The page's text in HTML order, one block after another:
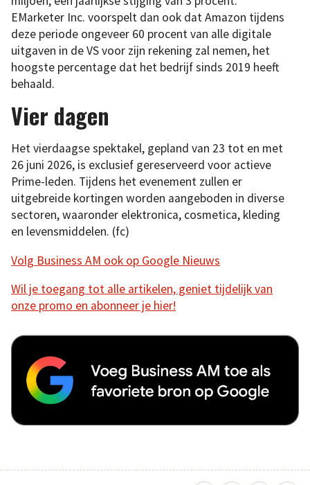
EMarketer Inc. voorspelt dan ook dat Amazon tijdens
deze periode ongeveer 60 procent van alle digitale
uitgaven in de VS voor zijn rekening zal nemen, het
hoogste percentage dat het bedrijf sinds 2019 heeft
behaald.
Vier dagen
Het vierdaagse spektakel, gepland van 23 tot en met
26 juni 2026, is exclusief gereserveerd voor actieve
Prime-leden. Tijdens het evenement zullen er
uitgebreide kortingen worden aangeboden in diverse
sectoren, waaronder elektronica, cosmetica, kleding
en levensmiddelen. (fc)
Volg Business AM ook op Google Nieuws
Wil je toegang tot alle artikelen, geniet tijdelijk van
onze promo en abonneer je hier!